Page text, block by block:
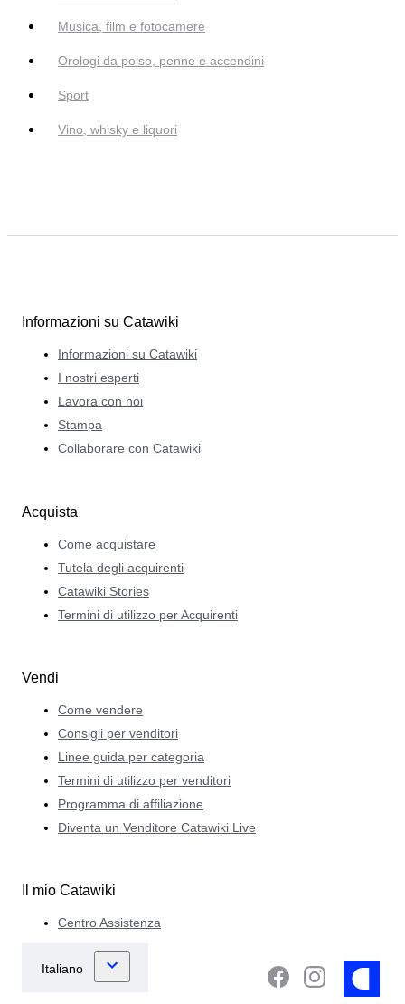
Musica, film e fotocamere
Orologi da polso, penne e accendini
Sport
Vino, whisky e liquori
Informazioni su Catawiki
Informazioni su Catawiki
I nostri esperti
Lavora con noi
Stampa
Collaborare con Catawiki
Acquista
Come acquistare
Tutela degli acquirenti
Catawiki Stories
Termini di utilizzo per Acquirenti
Vendi
Come vendere
Consigli per venditori
Linee guida per categoria
Termini di utilizzo per venditori
Programma di affiliazione
Diventa un Venditore Catawiki Live
Il mio Catawiki
Centro Assistenza